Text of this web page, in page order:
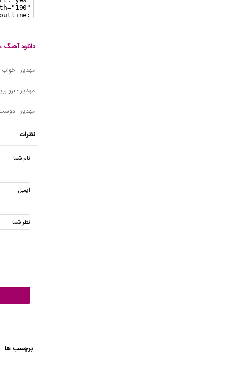
دانلود آهنگ
مهدیار - خواب
مهدیار - برو
مهدیار -
نظرات
نام شما :
ایمیل :
نظر شما:
برچسب ها